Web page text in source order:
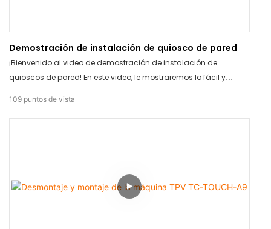
Demostración de instalación de quiosco de pared
¡Bienvenido al video de demostración de instalación de
quioscos de pared! En este video, le mostraremos lo fácil y
quiosco es elegante, duradero y está diseñado para integrarse
a la perfección en cualquier entorno. ¡Esté atento para descubrir
109 puntos de vista